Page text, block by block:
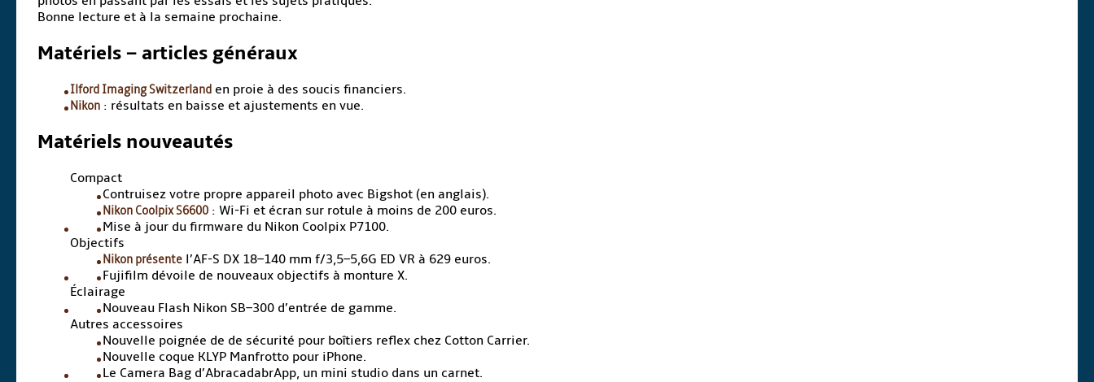
Bonne lecture et à la semaine prochaine.
Matériels – articles généraux
Ilford Imaging Switzerland en proie à des soucis financiers.
Nikon : résultats en baisse et ajustements en vue.
Matériels nouveautés
Compact
Contruisez votre propre appareil photo avec Bigshot (en anglais).
Nikon Coolpix S6600 : Wi-Fi et écran sur rotule à moins de 200 euros.
Mise à jour du firmware du Nikon Coolpix P7100.
Objectifs
Nikon présente l’AF-S DX 18–140 mm f/3,5–5,6G ED VR à 629 euros.
Fujifilm dévoile de nouveaux objectifs à monture X.
Éclairage
Nouveau Flash Nikon SB–300 d’entrée de gamme.
Autres accessoires
Nouvelle poignée de de sécurité pour boîtiers reflex chez Cotton Carrier.
Nouvelle coque KLYP Manfrotto pour iPhone.
Le Camera Bag d’AbracadabrApp, un mini studio dans un carnet.